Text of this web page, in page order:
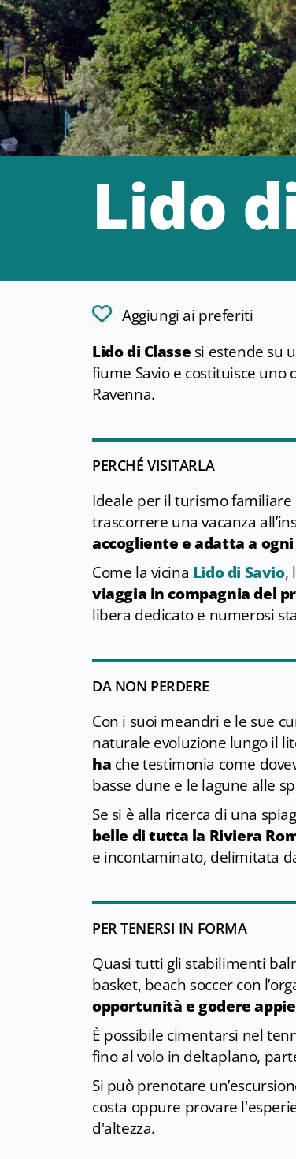
Lido
Aggiungi ai preferiti
Lido di Classe si estende su
fiume Savio e costituisce uno
Ravenna.
PERCHÉ VISITARLA
Ideale per il turismo
trascorrere una vacanza
accogliente e adatta a
Come la vicina Lido di Savio,
viaggia in compagnia del
libera dedicato e numerosi
DA NON PERDERE
Con i suoi meandri e le sue
naturale evoluzione lungo il
ha che testimonia come
basse dune e le lagune alle
Se si è alla ricerca di una
belle di tutta la Riviera
e incontaminato, delimitata
PER TENERSI IN FORMA
Quasi tutti gli stabilimenti
basket, beach soccer con
opportunità e godere
È possibile cimentarsi nel
fino al volo in deltaplano,
Si può prenotare
costa oppure provare
d'altezza.